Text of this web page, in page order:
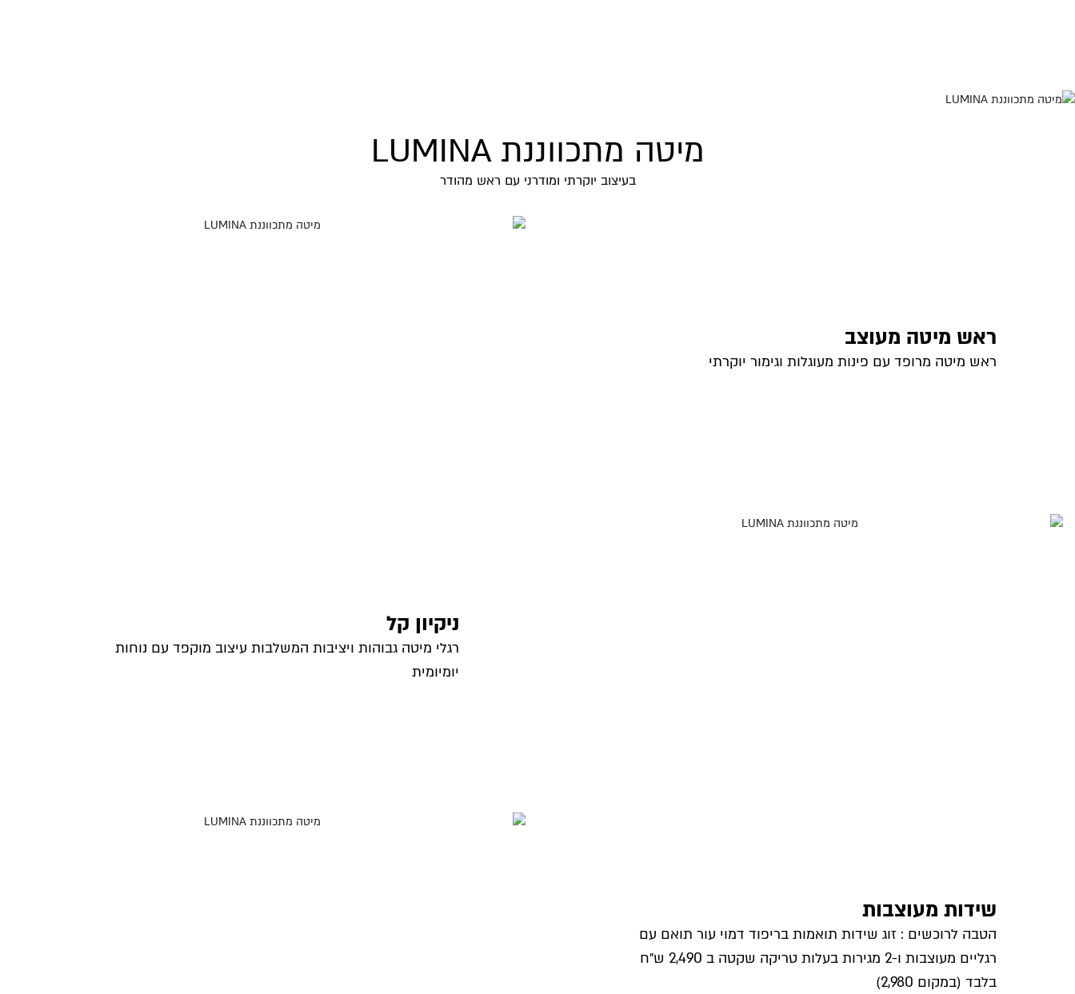
מיטה מתכווננת LUMINA
בעיצוב יוקרתי ומודרני עם ראש מהודר
ראש מיטה מעוצב
ראש מיטה מרופד עם פינות מעוגלות וגימור יוקרתי
ניקיון קל
רגלי מיטה גבוהות ויציבות המשלבות עיצוב מוקפד עם נוחות
יומיומית
שידות מעוצבות
הטבה לרוכשים : זוג שידות תואמות בריפוד דמוי עור תואם עם
רגליים מעוצבות ו-2 מגירות בעלות טריקה שקטה ב 2,490 ש״ח
בלבד (במקום 2,980)